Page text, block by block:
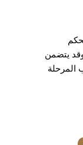
وقد يتضمن